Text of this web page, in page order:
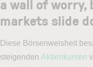
a wall of worry,
markets slide
Diese Börsenweisheit
steigenden Aktienkursen